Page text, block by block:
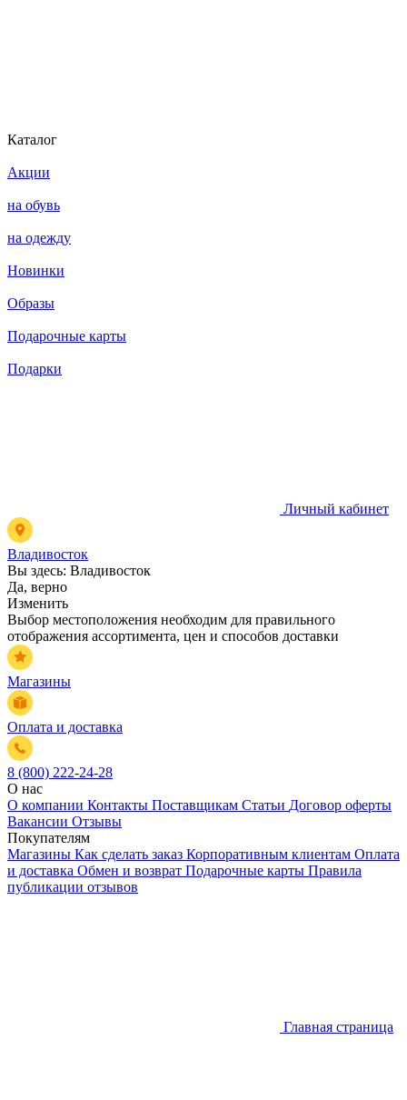
Каталог
Акции
на обувь
на одежду
Новинки
Образы
Подарочные карты
Подарки
Личный кабинет
Владивосток
Вы здесь: Владивосток
Да, верно
Изменить
Выбор местоположения необходим для правильного
отображения ассортимента, цен и способов доставки
Магазины
Оплата и доставка
8 (800) 222-24-28
О нас
О компании Контакты Поставщикам Статьи Договор оферты
Вакансии Отзывы
Покупателям
Магазины Как сделать заказ Корпоративным клиентам Оплата
и доставка Обмен и возврат Подарочные карты Правила
публикации отзывов
Главная страница